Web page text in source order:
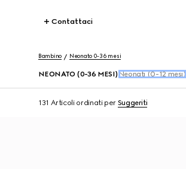
Contattaci
Bambino Neonato 0-36 mesi
NEONATO (0-36 MESI) Neonati (0-12 mesi)
131 Articoli ordinati per Suggeriti